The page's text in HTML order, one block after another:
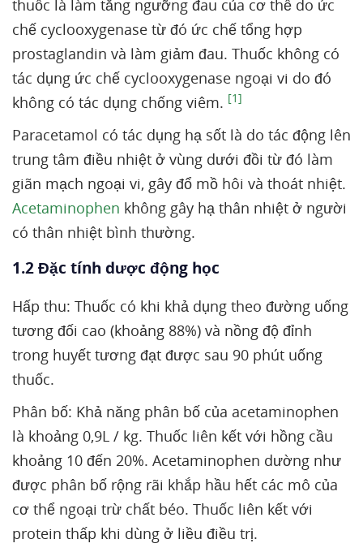
thuốc là làm tăng ngưỡng đau của cơ thể do ức
chế cyclooxygenase từ đó ức chế tổng hợp
prostaglandin và làm giảm đau. Thuốc không có
tác dụng ức chế cyclooxygenase ngoại vi do đó
không có tác dụng chống viêm. [1]
Paracetamol có tác dụng hạ sốt là do tác động lên
trung tâm điều nhiệt ở vùng dưới đồi từ đó làm
giãn mạch ngoại vi, gây đổ mồ hôi và thoát nhiệt.
Acetaminophen không gây hạ thân nhiệt ở người
có thân nhiệt bình thường.
1.2 Đặc tính dược động học
Hấp thu: Thuốc có khi khả dụng theo đường uống
tương đối cao (khoảng 88%) và nồng độ đỉnh
trong huyết tương đạt được sau 90 phút uống
thuốc.
Phân bố: Khả năng phân bố của acetaminophen
là khoảng 0,9L / kg. Thuốc liên kết với hồng cầu
khoảng 10 đến 20%. Acetaminophen dường như
được phân bố rộng rãi khắp hầu hết các mô của
cơ thể ngoại trừ chất béo. Thuốc liên kết với
protein thấp khi dùng ở liều điều trị.